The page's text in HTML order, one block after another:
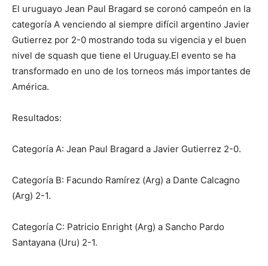
El uruguayo Jean Paul Bragard se coronó campeón en la
categoría A venciendo al siempre difícil argentino Javier
Gutierrez por 2-0 mostrando toda su vigencia y el buen
nivel de squash que tiene el Uruguay.El evento se ha
transformado en uno de los torneos más importantes de
América.
Resultados:
Categoría A: Jean Paul Bragard a Javier Gutierrez 2-0.
Categoría B: Facundo Ramírez (Arg) a Dante Calcagno
(Arg) 2-1.
Categoría C: Patricio Enright (Arg) a Sancho Pardo
Santayana (Uru) 2-1.